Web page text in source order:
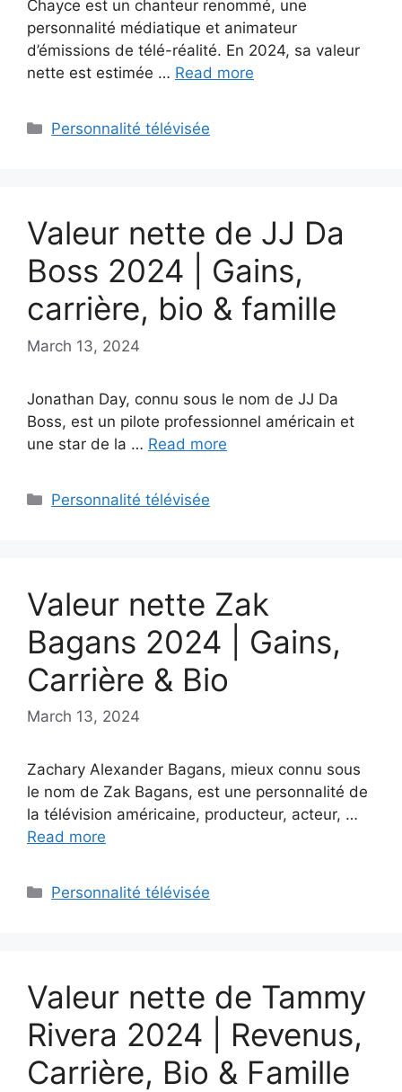
Chayce est un chanteur renommé, une
personnalité médiatique et animateur
d’émissions de télé-réalité. En 2024, sa valeur
nette est estimée … Read more
Categories
Personnalité télévisée
Valeur nette de JJ Da
Boss 2024 | Gains,
carrière, bio & famille
March 13, 2024
Jonathan Day, connu sous le nom de JJ Da
Boss, est un pilote professionnel américain et
une star de la … Read more
Categories
Personnalité télévisée
Valeur nette Zak
Bagans 2024 | Gains,
Carrière & Bio
March 13, 2024
Zachary Alexander Bagans, mieux connu sous
le nom de Zak Bagans, est une personnalité de
la télévision américaine, producteur, acteur, …
Read more
Categories
Personnalité télévisée
Valeur nette de Tammy
Rivera 2024 | Revenus,
Carrière, Bio & Famille